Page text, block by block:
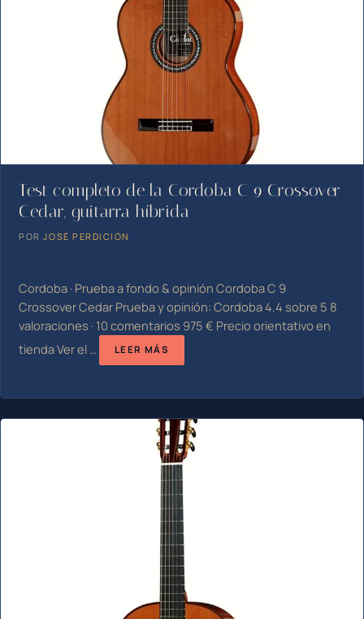
Test completo de la Cordoba C 9 Crossover
Cedar, guitarra híbrida
PORJOSÉ PERDICIÓN
Cordoba · Prueba a fondo & opinión Cordoba C 9
Crossover Cedar Prueba y opinión: Cordoba 4.4 sobre 5 8
valoraciones · 10 comentarios 975 € Precio orientativo en
tienda Ver el …
LEER MÁS